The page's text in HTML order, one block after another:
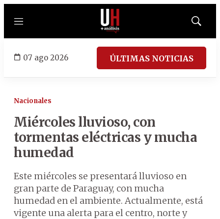
Menú
Mostrar
07 ago 2026 ÚLTIMAS NOTICIAS
Nacionales
Miércoles lluvioso, con
tormentas eléctricas y mucha
humedad
Este miércoles se presentará lluvioso en
gran parte de Paraguay, con mucha
humedad en el ambiente. Actualmente, está
vigente una alerta para el centro, norte y